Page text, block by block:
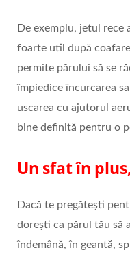
De exemplu, jetul rece
foarte util după
permite părului să se
împiedice încurcarea
uscarea cu ajutorul
bine definită pentru o
Un sfat în
Dacă te pregătești
dorești ca părul tău să
îndemână, în geantă,